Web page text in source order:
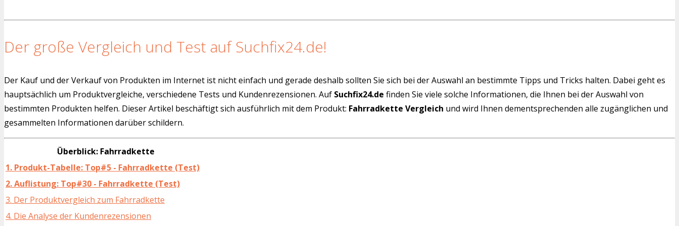
Der große Vergleich und Test auf Suchfix24.de!
Der Kauf und der Verkauf von Produkten im Internet ist nicht einfach und gerade deshalb sollten Sie sich bei der Auswahl an bestimmte Tipps und Tricks halten. Dabei geht es
hauptsächlich um Produktvergleiche, verschiedene Tests und Kundenrezensionen. Auf Suchfix24.de finden Sie viele solche Informationen, die Ihnen bei der Auswahl von
bestimmten Produkten helfen. Dieser Artikel beschäftigt sich ausführlich mit dem Produkt: Fahrradkette Vergleich und wird Ihnen dementsprechenden alle zugänglichen und
gesammelten Informationen darüber schildern.
Überblick: Fahrradkette
1. Produkt-Tabelle: Top#5 - Fahrradkette (Test)
2. Auflistung: Top#30 - Fahrradkette (Test)
3. Der Produktvergleich zum Fahrradkette
4. Die Analyse der Kundenrezensionen